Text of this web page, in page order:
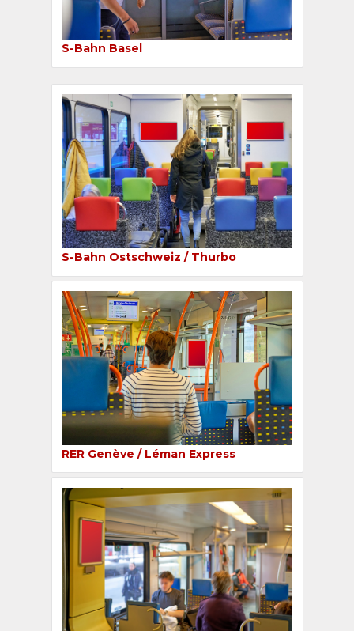
S-Bahn Basel
S-Bahn Ostschweiz / Thurbo
RER Genève / Léman Express